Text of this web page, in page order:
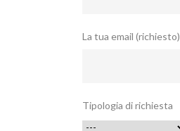
La tua email (richiesto)
Tipologia di richiesta